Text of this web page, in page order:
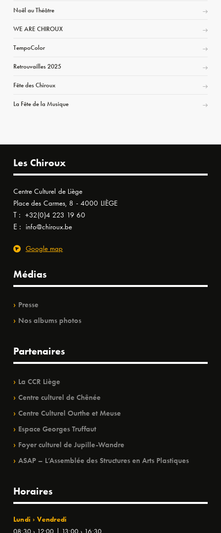
Noël au Théâtre
WE ARE CHIROUX
TempoColor
Retrouvailles 2025
Fête des Chiroux
La Fête de la Musique
Les Chiroux
Centre Culturel de Liège
Place des Carmes, 8 - 4000 LIÈGE
T : +32(0)4 223 19 60
E : info@chiroux.be
Google map
Médias
Presse
Nos albums photos
Partenaires
La CCR Liège
Centre culturel de Chênée
Centre Culturel Ourthe et Meuse
Espace Georges Truffaut
Foyer culturel de Jupille-Wandre
ASAP – L’Assemblée des Structures en Arts Plastiques
Horaires
Lundi › Vendredi
08:30 › 12:00 | 13:00 › 16:30